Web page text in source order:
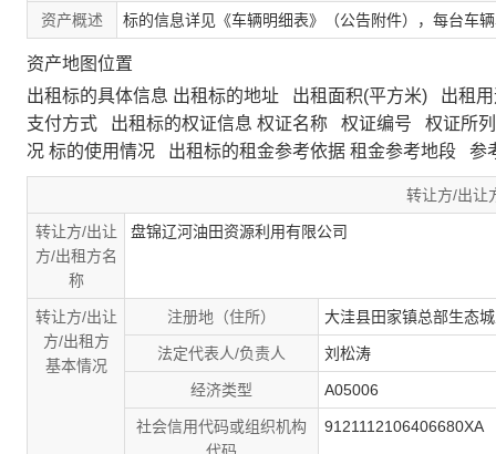
资产概述 标的信息详见《车辆明细表》（公告附件），每台车
资产地图位置
出租标的具体信息 出租标的地址 出租面积(平方米) 出
支付方式 出租标的权证信息 权证名称 权证编号 权证所
况 标的使用情况 出租标的租金参考依据 租金参考地段
转让方/出让
转让方/出让
方/出租方名
称
盘锦辽河油田资源利用有限公司
转让方/出让
方/出租方
基本情况
注册地（住所） 大洼县田家镇总部生态
法定代表人/负责人 刘松涛
经济类型 A05006
社会信用代码或组织机构
9121112106406680XA